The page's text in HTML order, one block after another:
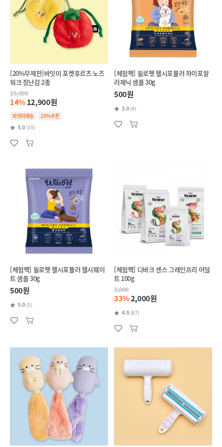
[20%무제한]바잇미 포켓후르츠 노즈
워크 장난감 2종
15,000
14%12,900원
바잇미배송
20%쿠폰
5.0 (10)
[체험팩] 윌로펫 헬시포뮬러 하이포알
러제닉 샘플 30g
500원
5.0 (4)
[체험팩] 윌로펫 헬시포뮬러 헬시웨이
트 샘플 30g
500원
5.0 (5)
[체험팩] 디바크 센스 그레인프리 어덜
트 100g
3,000
33%2,000원
4.9 (87)